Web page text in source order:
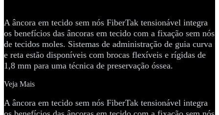
A âncora em tecido sem nós FiberTak tensionável integra
os benefícios das âncoras em tecido com a fixação sem nós
de tecidos moles. Sistemas de administração de guia curva
e reta estão disponíveis com brocas flexíveis e rígidas de
1,8 mm para uma técnica de preservação óssea.
Veja Mais
A âncora em tecido sem nós FiberTak tensionável integra